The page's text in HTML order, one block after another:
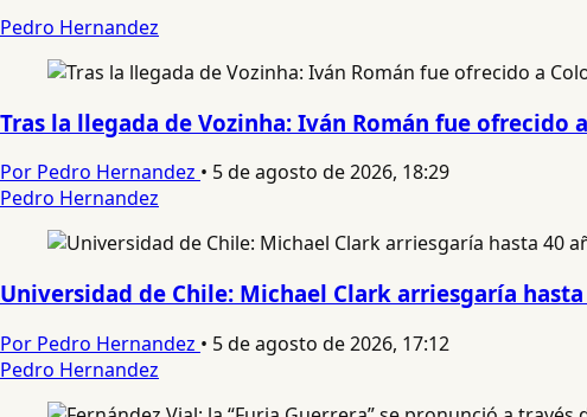
Pedro Hernandez
Tras la llegada de Vozinha: Iván Román fue ofrecido
Por Pedro Hernandez • 5 de agosto de 2026, 18:29
Pedro Hernandez
Universidad de Chile: Michael Clark arriesgaría
Por Pedro Hernandez • 5 de agosto de 2026, 17:12
Pedro Hernandez